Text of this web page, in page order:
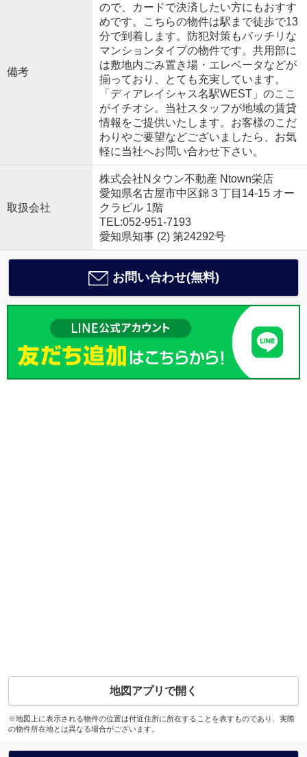
備考
ので、カードで決済したい方にもおすす
めです。こちらの物件は駅まで徒歩で13
分で到着します。防犯対策もバッチリな
マンションタイプの物件です。共用部に
は敷地内ごみ置き場・エレベータなどが
揃っており、とても充実しています。
「ディアレイシャス名駅WEST」のここ
がイチオシ。当社スタッフが地域の賃貸
情報をご提供いたします。お客様のこだ
わりやご要望などございましたら、お気
軽に当社へお問い合わせ下さい。
取扱会社
株式会社Nタウン不動産 Ntown栄店
愛知県名古屋市中区錦３丁目14-15 オー
クラビル 1階
TEL:052-951-7193
愛知県知事 (2) 第24292号
お問い合わせ(無料)
地図アプリで開く
※地図上に表示される物件の位置は付近住所に所在することを表すものであり、実際
の物件所在地とは異なる場合がございます。